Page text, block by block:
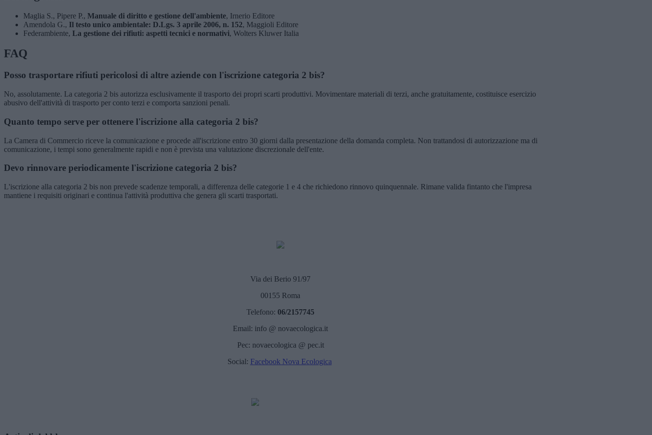
Maglia S., Pipere P., Manuale di diritto e gestione dell'ambiente, Irnerio Editore
Amendola G., Il testo unico ambientale: D.Lgs. 3 aprile 2006, n. 152, Maggioli Editore
Federambiente, La gestione dei rifiuti: aspetti tecnici e normativi, Wolters Kluwer Italia
FAQ
Posso trasportare rifiuti pericolosi di altre aziende con l'iscrizione categoria 2 bis?
No, assolutamente. La categoria 2 bis autorizza esclusivamente il trasporto dei propri scarti produttivi. Movimentare materiali di terzi, anche gratuitamente, costituisce esercizio
abusivo dell'attività di trasporto per conto terzi e comporta sanzioni penali.
Quanto tempo serve per ottenere l'iscrizione alla categoria 2 bis?
La Camera di Commercio riceve la comunicazione e procede all'iscrizione entro 30 giorni dalla presentazione della domanda completa. Non trattandosi di autorizzazione ma di
comunicazione, i tempi sono generalmente rapidi e non è prevista una valutazione discrezionale dell'ente.
Devo rinnovare periodicamente l'iscrizione categoria 2 bis?
L'iscrizione alla categoria 2 bis non prevede scadenze temporali, a differenza delle categorie 1 e 4 che richiedono rinnovo quinquennale. Rimane valida fintanto che l'impresa
mantiene i requisiti originari e continua l'attività produttiva che genera gli scarti trasportati.
Via dei Berio 91/97
00155 Roma
Telefono: 06/2157745
Email: info @ novaecologica.it
Pec: novaecologica @ pec.it
Social: Facebook Nova Ecologica